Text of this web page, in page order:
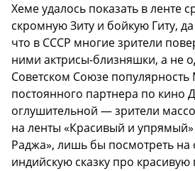
Хеме удалось показать в ленте
скромную Зиту и бойкую Гиту,
что в СССР многие зрители
ними актрисы-близняшки, а не
Советском Союзе
постоянного партнера по кино
оглушительной — зрители
на ленты «Красивый и
Раджа», лишь бы посмотреть
индийскую сказку про красивую